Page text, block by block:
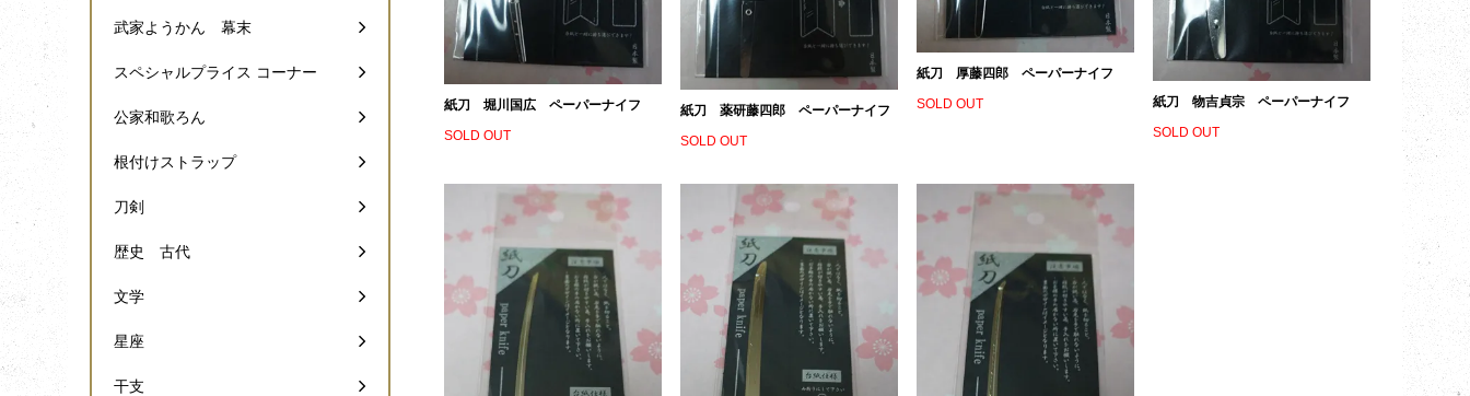
紙刀 堀川国広 ペーパーナイフ
SOLD OUT
紙刀 薬研藤四郎 ペーパーナイフ
SOLD OUT
紙刀 厚藤四郎 ペーパーナイフ
SOLD OUT
紙刀 物吉貞宗 ペーパーナイフ
SOLD OUT
武家ようかん 幕末
スペシャルプライス コーナー
公家和歌ろん
根付けストラップ
刀剣
歴史 古代
文学
星座
干支